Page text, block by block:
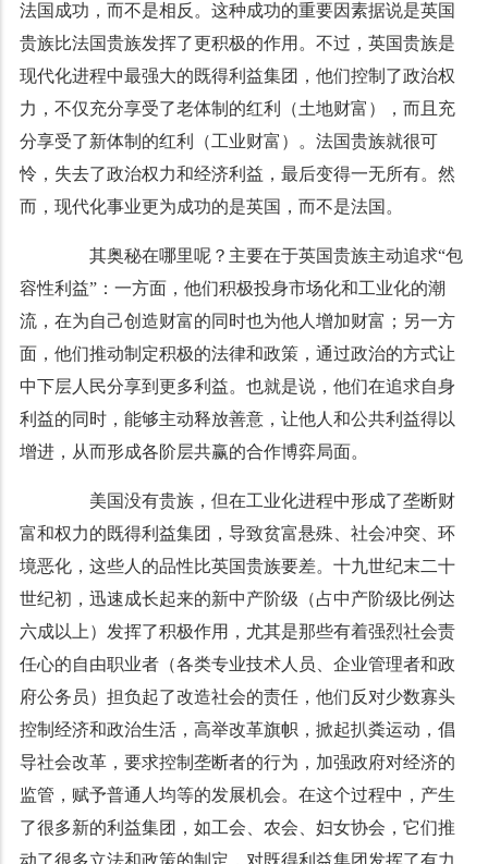
法国成功，而不是相反。这种成功的重要因素据说是英国
贵族比法国贵族发挥了更积极的作用。不过，英国贵族是
现代化进程中最强大的既得利益集团，他们控制了政治权
力，不仅充分享受了老体制的红利（土地财富），而且充
分享受了新体制的红利（工业财富）。法国贵族就很可
怜，失去了政治权力和经济利益，最后变得一无所有。然
而，现代化事业更为成功的是英国，而不是法国。
其奥秘在哪里呢？主要在于英国贵族主动追求“包
容性利益”：一方面，他们积极投身市场化和工业化的潮
流，在为自己创造财富的同时也为他人增加财富；另一方
面，他们推动制定积极的法律和政策，通过政治的方式让
中下层人民分享到更多利益。也就是说，他们在追求自身
利益的同时，能够主动释放善意，让他人和公共利益得以
增进，从而形成各阶层共赢的合作博弈局面。
美国没有贵族，但在工业化进程中形成了垄断财
富和权力的既得利益集团，导致贫富悬殊、社会冲突、环
境恶化，这些人的品性比英国贵族要差。十九世纪末二十
世纪初，迅速成长起来的新中产阶级（占中产阶级比例达
六成以上）发挥了积极作用，尤其是那些有着强烈社会责
任心的自由职业者（各类专业技术人员、企业管理者和政
府公务员）担负起了改造社会的责任，他们反对少数寡头
控制经济和政治生活，高举改革旗帜，掀起扒粪运动，倡
导社会改革，要求控制垄断者的行为，加强政府对经济的
监管，赋予普通人均等的发展机会。在这个过程中，产生
了很多新的利益集团，如工会、农会、妇女协会，它们推
动了很多立法和政策的制定，对既得利益集团发挥了有力